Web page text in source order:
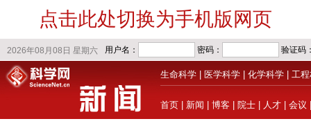
点击此处切换为手机版网页
生命科学 医学科学 化学科学 工
首页 新闻 博客 院士 人才 会议